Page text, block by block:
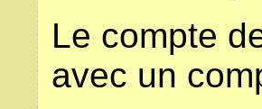
Le compte
avec un